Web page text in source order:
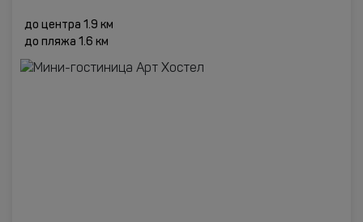
до центра 1.9 км
до пляжа 1.6 км